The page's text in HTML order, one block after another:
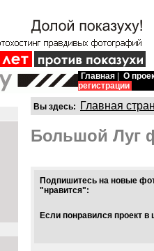
Главная
О
регистрации
Вы здесь: Главная
Большой Луг
Подпишитесь на новые
"нравится":
Если понравился проект